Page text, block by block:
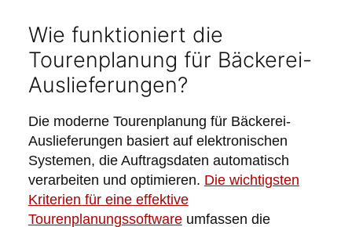
Wie funktioniert die
Tourenplanung für Bäckerei-
Auslieferungen?
Die moderne Tourenplanung für Bäckerei-
Auslieferungen basiert auf elektronischen
Systemen, die Auftragsdaten automatisch
verarbeiten und optimieren. Die wichtigsten
Kriterien für eine effektive
Tourenplanungssoftwareumfassen die